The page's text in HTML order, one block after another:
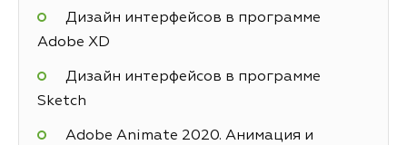
Дизайн интерфейсов в программе
Adobe XD
Дизайн интерфейсов в программе
Sketch
Adobe Animate 2020. Анимация и